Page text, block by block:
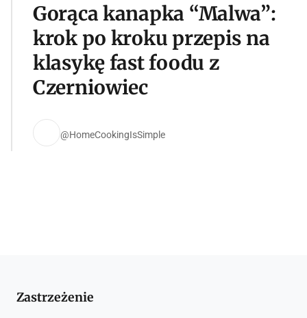
Gorąca kanapka “Malwa”:
krok po kroku przepis na
klasykę fast foodu z
Czerniowiec
@HomeCookingIsSimple
Zastrzeżenie